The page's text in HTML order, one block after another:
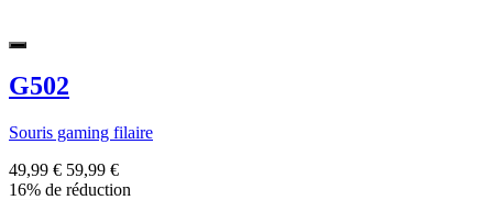
G502
Souris gaming filaire
49,99 € 59,99 €
16% de réduction